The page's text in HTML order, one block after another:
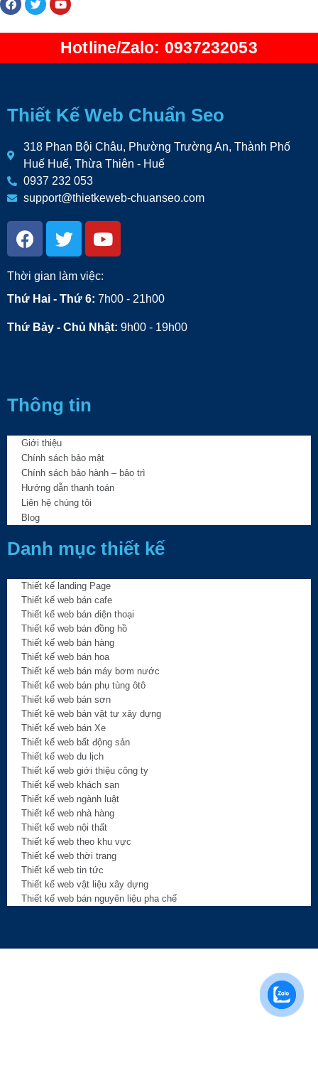
Hotline/Zalo: 0937232053
Thiết Kế Web Chuẩn Seo
318 Phan Bội Châu, Phường Trường An, Thành Phố
Huế Huế, Thừa Thiên - Huế
0937 232 053
support@thietkeweb-chuanseo.com
Thời gian làm việc:
Thứ Hai - Thứ 6: 7h00 - 21h00
Thứ Bảy - Chủ Nhật: 9h00 - 19h00
Thông tin
Giới thiệu
Chính sách bảo mật
Chính sách bảo hành – bảo trì
Hướng dẫn thanh toán
Liên hệ chúng tôi
Blog
Danh mục thiết kế
Thiết kế landing Page
Thiết kế web bán cafe
Thiết kế web bán điện thoại
Thiết kế web bán đồng hồ
Thiết kế web bán hàng
Thiết kế web bán hoa
Thiết kế web bán máy bơm nước
Thiết kế web bán phụ tùng ôtô
Thiết kế web bán sơn
Thiết kê web bán vật tư xây dựng
Thiết kế web bán Xe
Thiết kế web bất động sản
Thiết kế web du lịch
Thiết kế web giới thiệu công ty
Thiết kế web khách sạn
Thiết kế web ngành luật
Thiết kế web nhà hàng
Thiết kế web nội thất
Thiết kế web theo khu vực
Thiết kế web thời trang
Thiết kế web tin tức
Thiết kế web vật liệu xây dựng
Thiết kế web bán nguyên liệu pha chế